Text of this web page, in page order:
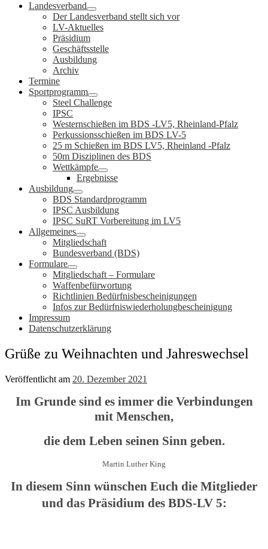
Landesverband
Der Landesverband stellt sich vor
LV-Aktuelles
Präsidium
Geschäftsstelle
Ausbildung
Archiv
Termine
Sportprogramm
Steel Challenge
IPSC
Westernschießen im BDS -LV5, Rheinland-Pfalz
Perkussionsschießen im BDS LV-5
25 m Schießen im BDS LV5, Rheinland -Pfalz
50m Disziplinen des BDS
Wettkämpfe
Ergebnisse
Ausbildung
BDS Standardprogramm
IPSC Ausbildung
IPSC SuRT Vorbereitung im LV5
Allgemeines
Mitgliedschaft
Bundesverband (BDS)
Formulare
Mitgliedschaft – Formulare
Waffenbefürwortung
Richtlinien Bedürfnisbescheinigungen
Infos zur Bedürfniswiederholungbescheinigung
Impressum
Datenschutzerklärung
Grüße zu Weihnachten und Jahreswechsel
Veröffentlicht am 20. Dezember 2021
Im Grunde sind es immer die Verbindungen
mit Menschen,
die dem Leben seinen Sinn geben.
Martin Luther King
In diesem Sinn wünschen Euch die Mitglieder
und das Präsidium des BDS-LV 5: